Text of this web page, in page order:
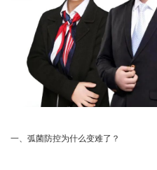
一、弧菌防控为什么变难了？